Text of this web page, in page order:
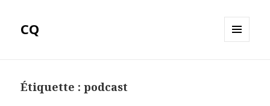
CQ
Étiquette :podcast